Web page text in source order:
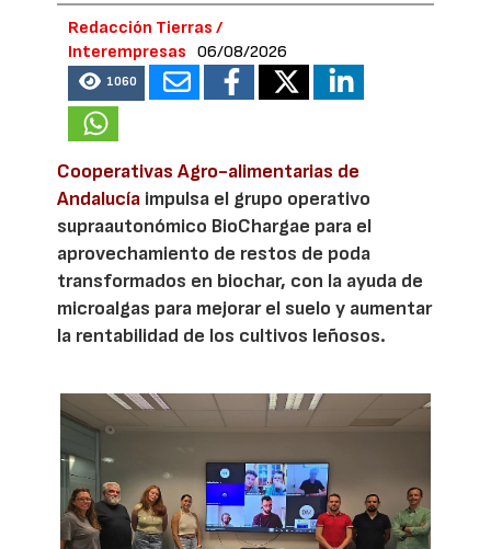
Redacción Tierras /
Interempresas
06/08/2026
1060
Cooperativas Agro-alimentarias de
Andalucía impulsa el grupo operativo
supraautonómico BioChargae para el
aprovechamiento de restos de poda
transformados en biochar, con la ayuda de
microalgas para mejorar el suelo y aumentar
la rentabilidad de los cultivos leñosos.